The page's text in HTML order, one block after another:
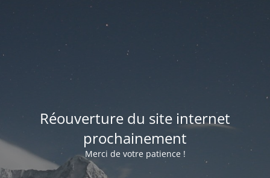
Réouverture du site internet
prochainement
Merci de votre patience !